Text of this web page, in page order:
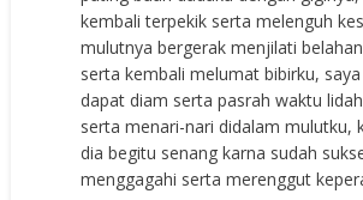
kembali terpekik serta melenguh
mulutnya bergerak menjilati
serta kembali melumat bibirku,
dapat diam serta pasrah waktu
serta menari-nari didalam mulutku,
dia begitu senang karna sudah
menggagahi serta merenggut